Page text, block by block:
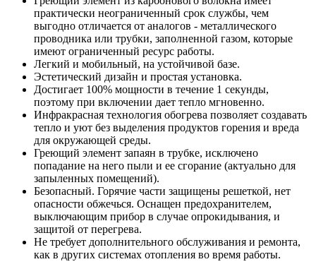
практически неограниченный срок службы, чем
выгодно отличается от аналогов - металлического
проводника или трубки, заполненной газом, которые
имеют ограниченный ресурс работы.
Легкий и мобильный, на устойчивой базе.
Эстетический дизайн и простая установка.
Достигает 100% мощности в течение 1 секунды,
поэтому при включении дает тепло мгновенно.
Инфракрасная технология обогрева позволяет создавать
тепло и уют без выделения продуктов горения и вреда
для окружающей среды.
Греющий элемент запаян в трубке, исключено
попадание на него пыли и ее сгорание (актуально для
запыленных помещений).
Безопасный. Горячие части защищены решеткой, нет
опасности обжечься. Оснащен предохранителем,
выключающим прибор в случае опрокидывания, и
защитой от перегрева.
Не требует дополнительного обслуживания и ремонта,
как в других системах отопления во время работы.